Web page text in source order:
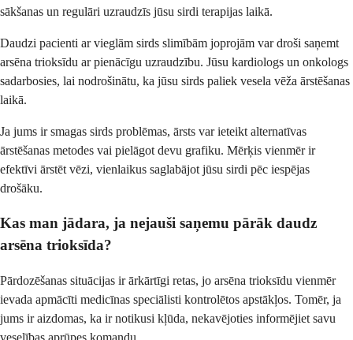
sākšanas un regulāri uzraudzīs jūsu sirdi terapijas laikā.
Daudzi pacienti ar vieglām sirds slimībām joprojām var droši saņemt
arsēna trioksīdu ar pienācīgu uzraudzību. Jūsu kardiologs un onkologs
sadarbosies, lai nodrošinātu, ka jūsu sirds paliek vesela vēža ārstēšanas
laikā.
Ja jums ir smagas sirds problēmas, ārsts var ieteikt alternatīvas
ārstēšanas metodes vai pielāgot devu grafiku. Mērķis vienmēr ir
efektīvi ārstēt vēzi, vienlaikus saglabājot jūsu sirdi pēc iespējas
drošāku.
Kas man jādara, ja nejauši saņemu pārāk daudz
arsēna trioksīda?
Pārdozēšanas situācijas ir ārkārtīgi retas, jo arsēna trioksīdu vienmēr
ievada apmācīti medicīnas speciālisti kontrolētos apstākļos. Tomēr, ja
jums ir aizdomas, ka ir notikusi kļūda, nekavējoties informējiet savu